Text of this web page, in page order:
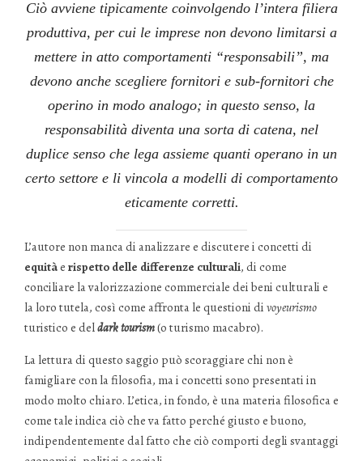
Ciò avviene tipicamente coinvolgendo l’intera filiera
produttiva, per cui le imprese non devono limitarsi a
mettere in atto comportamenti “responsabili”, ma
devono anche scegliere fornitori e sub-fornitori che
operino in modo analogo; in questo senso, la
responsabilità diventa una sorta di catena, nel
duplice senso che lega assieme quanti operano in un
certo settore e li vincola a modelli di comportamento
eticamente corretti.
L’autore non manca di analizzare e discutere i concetti di
equitàe rispetto delle differenze culturali, di come
conciliare la valorizzazione commerciale dei beni culturali e
la loro tutela, così come affronta le questioni di voyeurismo
turistico e deldark tourism(o turismo macabro).
La lettura di questo saggio può scoraggiare chi non è
famigliare con la filosofia, ma i concetti sono presentati in
modo molto chiaro. L’etica, in fondo, è una materia filosofica e
come tale indica ciò che va fatto perché giusto e buono,
indipendentemente dal fatto che ciò comporti degli svantaggi